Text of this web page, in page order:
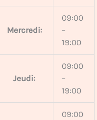
Mercredi:
09:00
–
19:00
Jeudi:
09:00
–
19:00
09:00